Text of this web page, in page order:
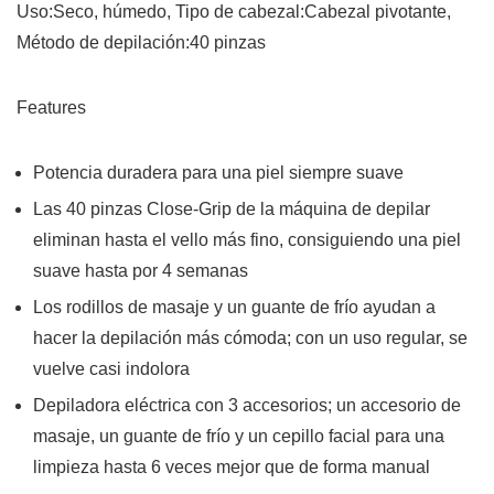
Uso:Seco, húmedo, Tipo de cabezal:Cabezal pivotante,
Método de depilación:40 pinzas
Features
Potencia duradera para una piel siempre suave
Las 40 pinzas Close-Grip de la máquina de depilar
eliminan hasta el vello más fino, consiguiendo una piel
suave hasta por 4 semanas
Los rodillos de masaje y un guante de frío ayudan a
hacer la depilación más cómoda; con un uso regular, se
vuelve casi indolora
Depiladora eléctrica con 3 accesorios; un accesorio de
masaje, un guante de frío y un cepillo facial para una
limpieza hasta 6 veces mejor que de forma manual